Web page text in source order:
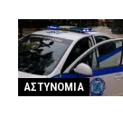
ΑΣΤΥΝΟΜΙΑ